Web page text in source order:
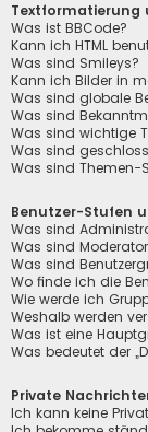
Textformatierung
Was ist BBCode?
Kann ich HTML
Was sind Smileys?
Kann ich Bilder in
Was sind globale
Was sind
Was sind wichtige
Was sind
Was sind Themen-
Benutzer-Stufen
Was sind
Was sind
Was sind
Wo finde ich die
Wie werde ich
Weshalb werden
Was ist eine
Was bedeutet der
Private
Ich kann keine